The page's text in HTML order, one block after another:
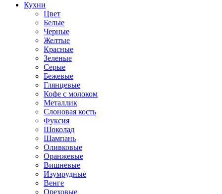
Кухни
Цвет
Белые
Черные
Желтые
Красные
Зеленые
Серые
Бежевые
Глянцевые
Кофе с молоком
Металлик
Слоновая кость
Фуксия
Шоколад
Шампань
Оливковые
Оранжевые
Вишневые
Изумрудные
Венге
Ореховые